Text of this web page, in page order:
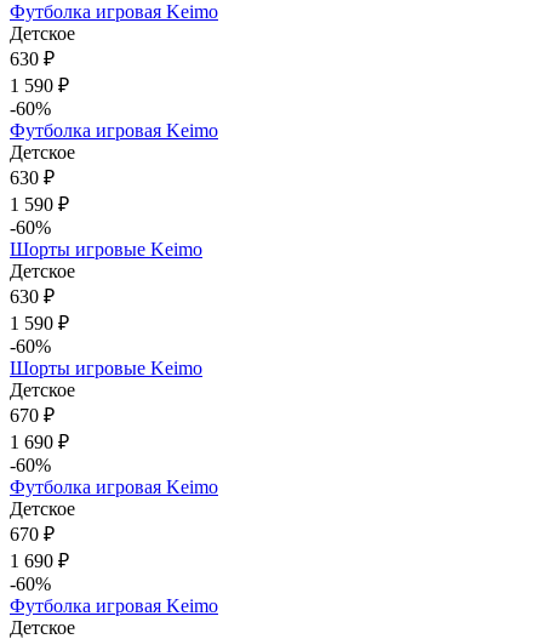
Футболка игровая Keimo
Детское
630 ₽
1 590 ₽
-60%
Футболка игровая Keimo
Детское
630 ₽
1 590 ₽
-60%
Шорты игровые Keimo
Детское
630 ₽
1 590 ₽
-60%
Шорты игровые Keimo
Детское
670 ₽
1 690 ₽
-60%
Футболка игровая Keimo
Детское
670 ₽
1 690 ₽
-60%
Футболка игровая Keimo
Детское